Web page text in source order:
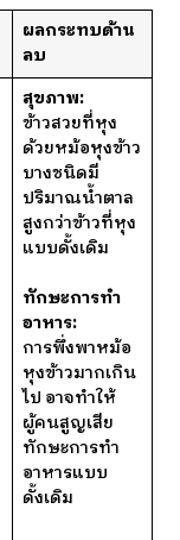
ผลกระทบด้าน
ลบ
สุขภาพ:
ข้าวสวยที่หุง
ด้วยหม้อหุงข้าว
บางชนิดมี
ปริมาณน้ำตาล
สูงกว่าข้าวที่หุง
แบบดั้งเดิม
ทักษะการทำ
อาหาร:
การพึ่งพาหม้อ
หุงข้าวมากเกิน
ไป อาจทำให้
ผู้คนสูญเสีย
ทักษะการทำ
อาหารแบบ
ดั้งเดิม